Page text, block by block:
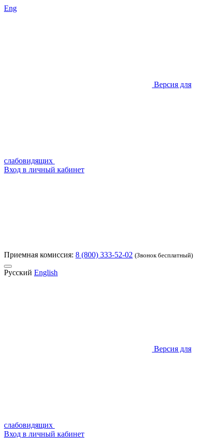
Eng
Версия для
слабовидящих
Вход в личный кабинет
Приемная комиссия: 8 (800) 333-52-02 (Звонок бесплатный)
Русский English
Версия для
слабовидящих
Вход в личный кабинет